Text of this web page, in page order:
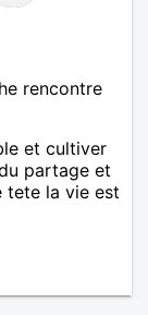
rencontre
et cultiver
partage et
tete la vie est